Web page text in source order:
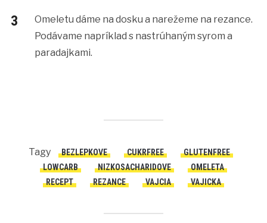
Omeletu dáme na dosku a narežeme na rezance.
Podávame napríklad s nastrúhaným syrom a
paradajkami.
Tagy BEZLEPKOVE CUKRFREE
GLUTENFREE
LOWCARB
NIZKOSACHARIDOVE
OMELETA
RECEPT
REZANCE VAJCIA VAJICKA